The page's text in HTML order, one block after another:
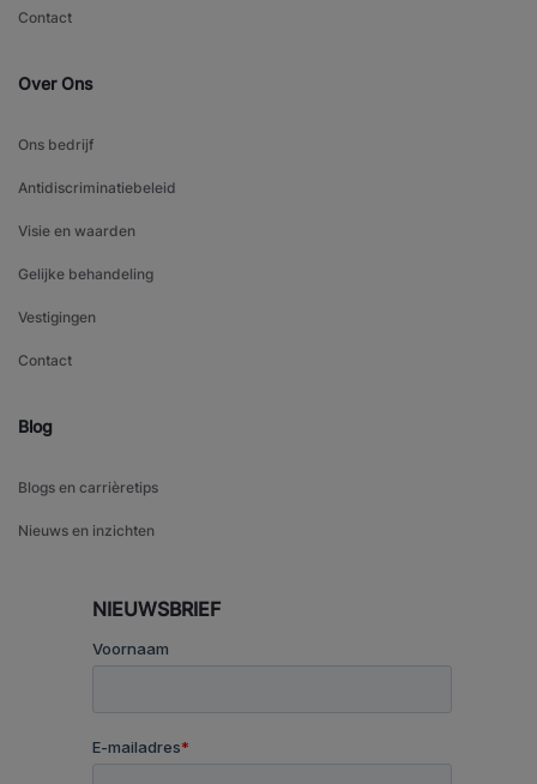
Contact
Over Ons
Ons bedrijf
Antidiscriminatiebeleid
Visie en waarden
Gelijke behandeling
Vestigingen
Contact
Blog
Blogs en carrièretips
Nieuws en inzichten
NIEUWSBRIEF